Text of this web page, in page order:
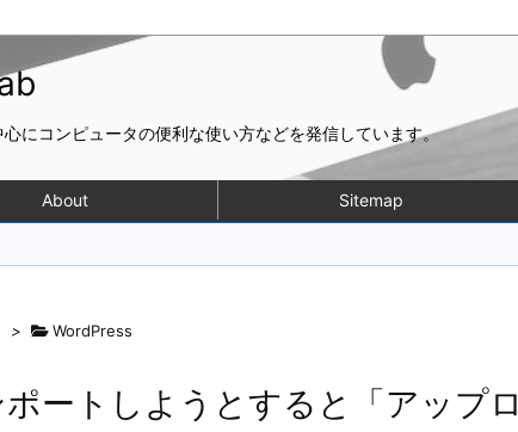
にコンピュータの便利な使い方などを発信しています。
About Sitemap
> WordPress
ートしようとすると「アップロ